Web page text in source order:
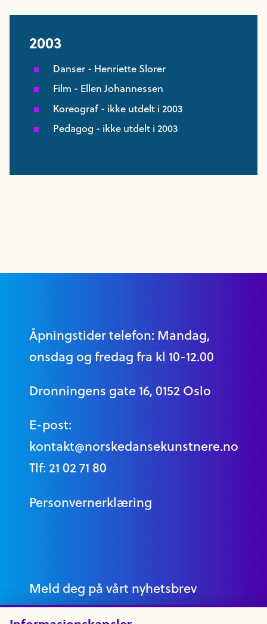
2003
Danser - Henriette Slorer
Film - Ellen Johannessen
Koreograf - ikke utdelt i 2003
Pedagog - ikke utdelt i 2003
Åpningstider telefon: Mandag,
onsdag og fredag fra kl 10-12.00
Dronningens gate 16, 0152 Oslo
E-post:
kontakt@norskedansekunstnere.no
Tlf: 21 02 71 80
Personvernerklæring
Meld deg på vårt nyhetsbrev